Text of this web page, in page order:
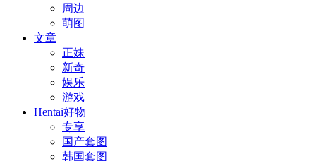
周边
萌图
文章
正妹
新奇
娱乐
游戏
Hentai好物
专享
国产套图
韩国套图